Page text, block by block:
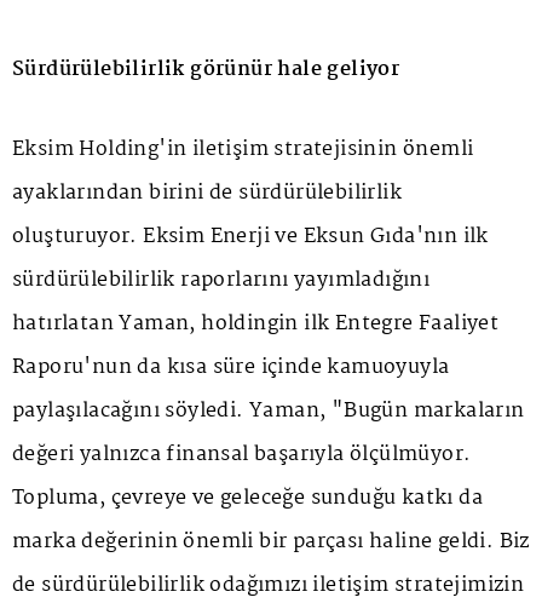
Sürdürülebilirlik görünür hale geliyor
Eksim Holding'in iletişim stratejisinin önemli
ayaklarından birini de sürdürülebilirlik
oluşturuyor. Eksim Enerji ve Eksun Gıda'nın ilk
sürdürülebilirlik raporlarını yayımladığını
hatırlatan Yaman, holdingin ilk Entegre Faaliyet
Raporu'nun da kısa süre içinde kamuoyuyla
paylaşılacağını söyledi. Yaman, "Bugün markaların
değeri yalnızca finansal başarıyla ölçülmüyor.
Topluma, çevreye ve geleceğe sunduğu katkı da
marka değerinin önemli bir parçası haline geldi. Biz
de sürdürülebilirlik odağımızı iletişim stratejimizin